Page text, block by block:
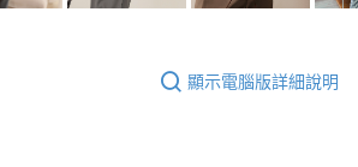
顯示電腦版詳細說明